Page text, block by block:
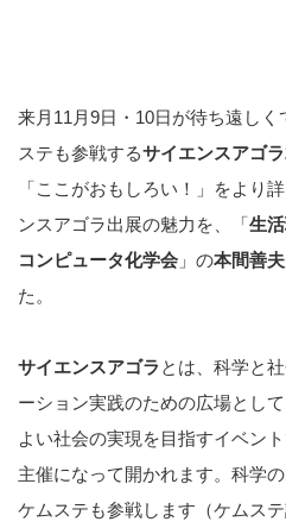
来月11月9日・10日が待ち遠し
ステも参戦するサイエンスアゴ
「ここがおもしろい！」をより
ンスアゴラ出展の魅力を、「生
コンピュータ化学会 」の本間善夫
た。
サイエンスアゴラとは、科学と
ーション実践のための広場とし
よい社会の実現を目指すイベン
主催になって開かれます。科学
ケムステも参戦します（ケムス